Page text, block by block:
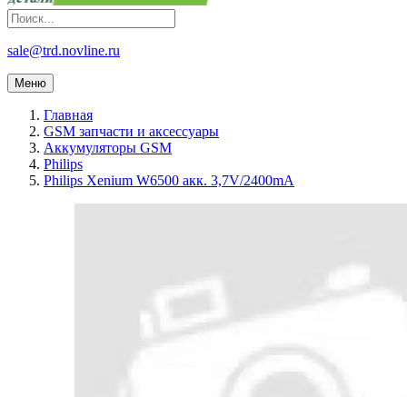
sale@trd.novline.ru
Меню
Главная
GSM запчасти и аксессуары
Аккумуляторы GSM
Philips
Philips Xenium W6500 акк. 3,7V/2400mA